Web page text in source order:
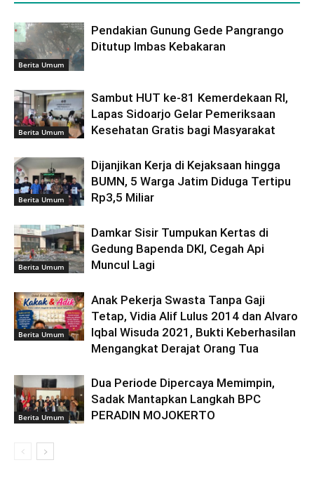
Berita Umum
Pendakian Gunung Gede Pangrango
Ditutup Imbas Kebakaran
Berita Umum
Sambut HUT ke-81 Kemerdekaan RI,
Lapas Sidoarjo Gelar Pemeriksaan
Kesehatan Gratis bagi Masyarakat
Berita Umum
Dijanjikan Kerja di Kejaksaan hingga
BUMN, 5 Warga Jatim Diduga Tertipu
Rp3,5 Miliar
Berita Umum
Damkar Sisir Tumpukan Kertas di
Gedung Bapenda DKI, Cegah Api
Muncul Lagi
Berita Umum
Anak Pekerja Swasta Tanpa Gaji
Tetap, Vidia Alif Lulus 2014 dan Alvaro
Iqbal Wisuda 2021, Bukti Keberhasilan
Mengangkat Derajat Orang Tua
Berita Umum
Dua Periode Dipercaya Memimpin,
Sadak Mantapkan Langkah BPC
PERADIN MOJOKERTO